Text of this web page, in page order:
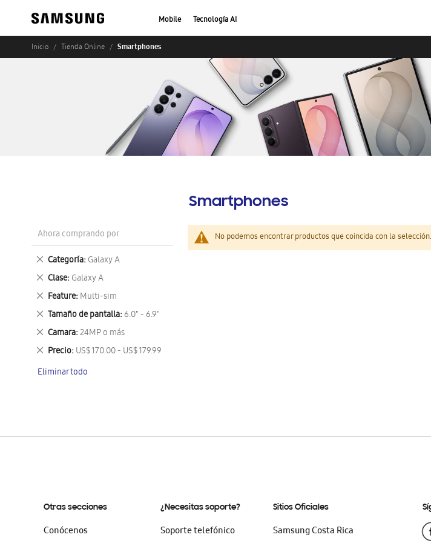
Mobile Tecnología AI
Inicio Tienda Online Smartphones
Smartphones
No podemos encontrar productos que coincida con la selección.
Ahora comprando por
Categoría Galaxy A
Eliminar
este
artículo
Clase Galaxy A
Eliminar
este
artículo
Feature Multi-sim
Eliminar
este
artículo
Tamaño de pantalla 6.0" - 6.9"
Eliminar
este
artículo
Camara 24MP o más
Eliminar
este
artículo
Precio US$ 170.00 - US$ 179.99
Eliminar
artículo
Eliminar todo
Otras secciones
Conócenos
¿Necesitas soporte?
Soporte telefónico
Sitios Oficiales
Samsung Costa Rica